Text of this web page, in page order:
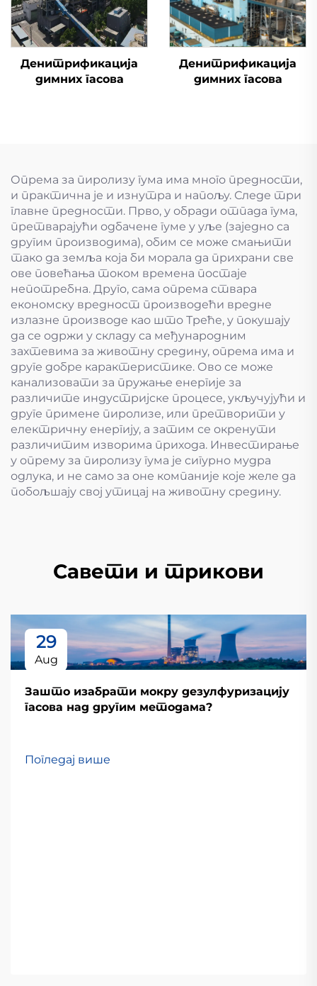
Денитрификација
димних гасова
Денитрификација
димних гасова
Опрема за пиролизу гума има много предности,
и практична је и изнутра и напољу. Следе три
главне предности. Прво, у обради отпада гума,
претварајући одбачене гуме у уље (заједно са
другим производима), обим се може смањити
тако да земља која би морала да прихрани све
ове повећања током времена постаје
непотребна. Друго, сама опрема ствара
економску вредност производећи вредне
излазне производе као што Треће, у покушају
да се одржи у складу са међународним
захтевима за животну средину, опрема има и
друге добре карактеристике. Ово се може
канализовати за пружање енергије за
различите индустријске процесе, укључујући и
друге примене пиролизе, или претворити у
електричну енергију, а затим се окренути
различитим изворима прихода. Инвестирање
у опрему за пиролизу гума је сигурно мудра
одлука, и не само за оне компаније које желе да
побољшају свој утицај на животну средину.
Савети и трикови
29
Aug
Зашто изабрати мокру дезулфуризацију
гасова над другим методама?
Погледај више